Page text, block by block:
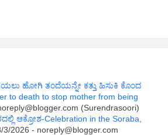
ಹೋಗಿ ತಂದೆಯನ್ನೇ ಕತ್ತು ಹಿಸುಕಿ ಕೊಂದ
to death to stop mother from being
(Surendrasoori)
ಆಕ್ರೋಶ-Celebration in the Soraba,
3/2026 - noreply@blogger.com